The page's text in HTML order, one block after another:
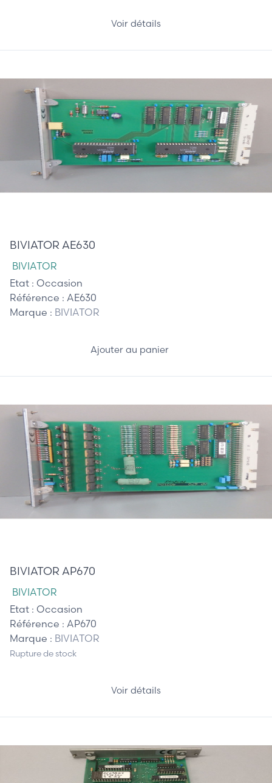
Voir détails
BIVIATOR AE630
BIVIATOR
Etat : Occasion
Référence : AE630
Marque : BIVIATOR
Ajouter au panier
BIVIATOR AP670
BIVIATOR
Etat : Occasion
Référence : AP670
Marque : BIVIATOR
Rupture de stock
Voir détails